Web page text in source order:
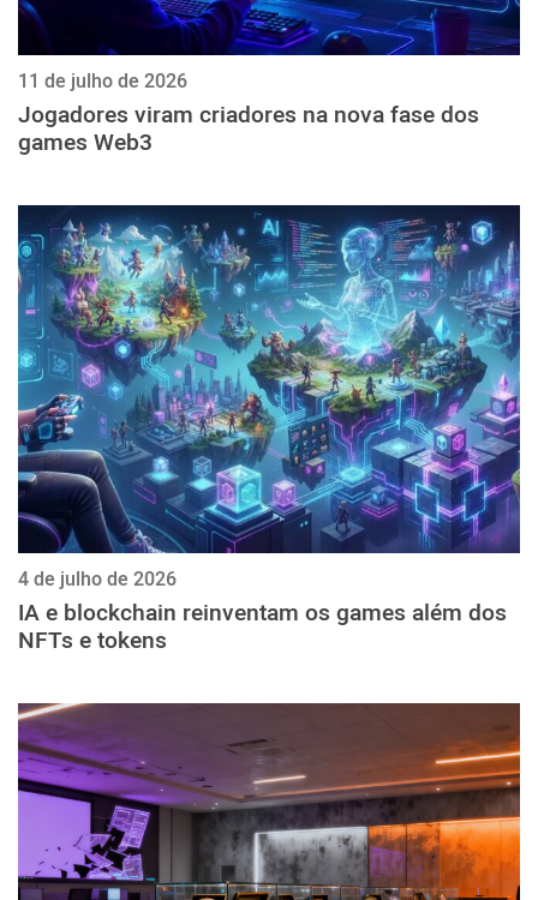
11 de julho de 2026
Jogadores viram criadores na nova fase dos
games Web3
4 de julho de 2026
IA e blockchain reinventam os games além dos
NFTs e tokens